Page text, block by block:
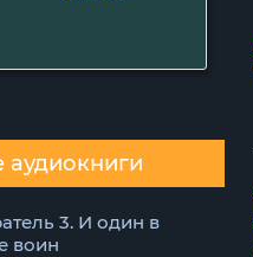
3. И один в
воин